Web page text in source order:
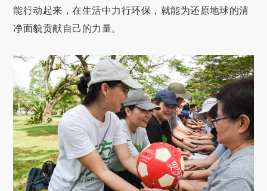
能行动起来，在生活中力行环保，就能为还原地球的清
净面貌贡献自己的力量。